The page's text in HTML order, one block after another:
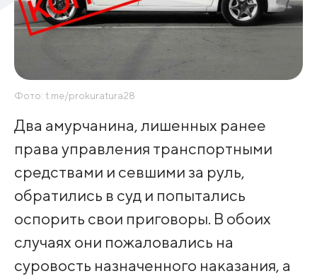
Фото: t.me/prokuratura28
Два амурчанина, лишенных ранее
права управления транспортными
средствами и севшими за руль,
обратились в суд и попытались
оспорить свои приговоры. В обоих
случаях они пожаловались на
суровость назначенного наказания, а